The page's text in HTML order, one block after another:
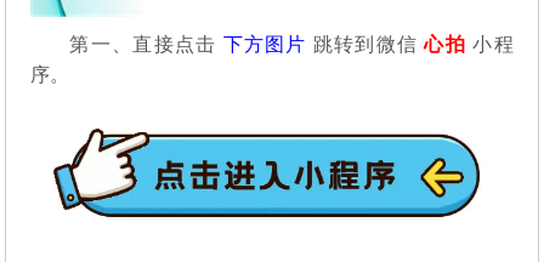
第一、直接点击 下方图片 跳转到微信心拍小程
序。